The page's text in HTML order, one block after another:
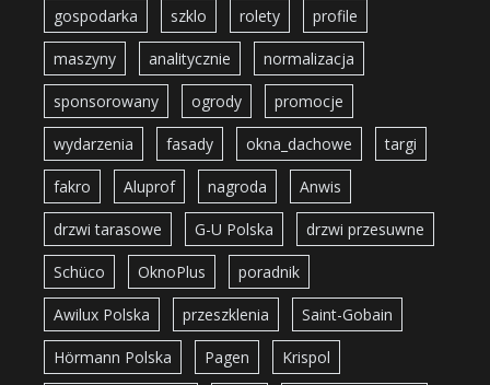
gospodarka szklo rolety profile
maszyny analitycznie normalizacja
sponsorowany ogrody promocje
wydarzenia fasady okna_dachowe targi
fakro Aluprof nagroda Anwis
drzwi tarasowe G-U Polska drzwi przesuwne
Schüco OknoPlus poradnik
Awilux Polska przeszklenia Saint-Gobain
Hörmann Polska Pagen Krispol